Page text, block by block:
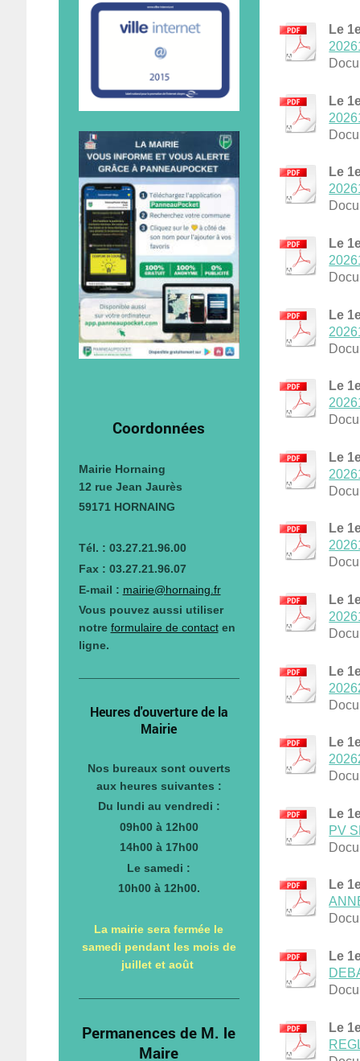
Le
Le
Le
Le
Le
Le
Le
Le
Le
Le
Le
Le
PV
Le
Le
Le
Coordonnées
Mairie Hornaing
12 rue Jean Jaurès
59171 HORNAING
Tél. : 03.27.21.96.00
Fax : 03.27.21.96.07
E-mail : mairie@hornaing.fr
Vous pouvez aussi utiliser
notre formulaire de contacten
ligne.
Heures d'ouverture de la
Mairie
Nos bureaux sont ouverts
aux heures suivantes :
Du lundi au vendredi :
09h00 à 12h00
14h00 à 17h00
Le samedi :
10h00 à 12h00.
La mairie sera fermée le
samedi pendant les mois de
juillet et août
Permanences de M. le
Maire